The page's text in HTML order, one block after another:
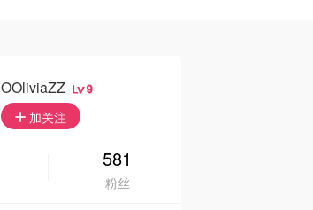
🇮🇹
🇦🇺
OOliviaZZ 9
加关注
581
粉丝